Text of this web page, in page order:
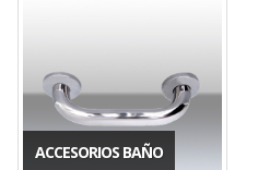
ACCESORIOS BAÑO